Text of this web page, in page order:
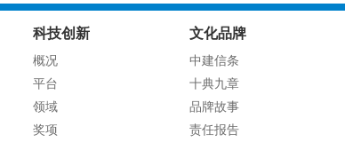
科技创新
概况
平台
领域
奖项
文化品牌
中建信条
十典九章
品牌故事
责任报告